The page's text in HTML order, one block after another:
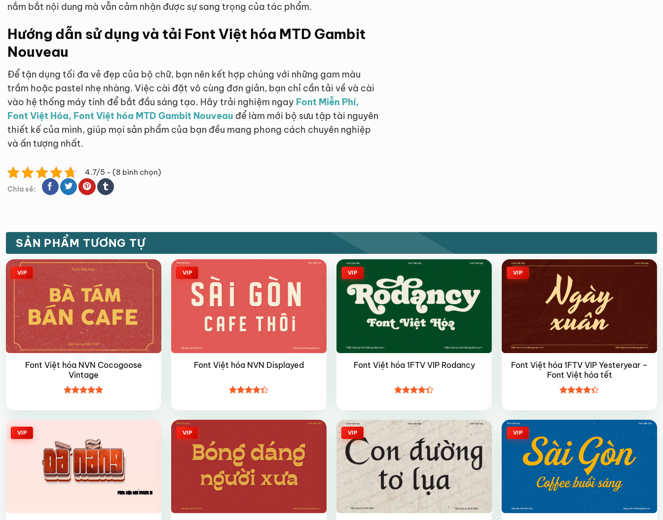
nắm bắt nội dung mà vẫn cảm nhận được sự sang trọng của tác phẩm.
Hướng dẫn sử dụng và tải Font Việt hóa MTD Gambit
Nouveau
Để tận dụng tối đa vẻ đẹp của bộ chữ, bạn nên kết hợp chúng với những gam màu
trầm hoặc pastel nhẹ nhàng. Việc cài đặt vô cùng đơn giản, bạn chỉ cần tải về và cài
vào hệ thống máy tính để bắt đầu sáng tạo. Hãy trải nghiệm ngay Font Miễn Phí,
Font Việt Hóa, Font Việt hóa MTD Gambit Nouveau để làm mới bộ sưu tập tài nguyên
thiết kế của mình, giúp mọi sản phẩm của bạn đều mang phong cách chuyên nghiệp
và ấn tượng nhất.
4.7/5 - (8 bình chọn)
Chia sẽ:
SẢN PHẨM TƯƠNG TỰ
VIP
Font Việt hóa NVN Cocogoose
Vintage
hạng4.85
VIP
Font Việt hóa NVN Displayed
hạng4.35
VIP
Font Việt hóa 1FTV VIP Rodancy
hạng4.35
VIP
Font Việt hóa 1FTV VIP Yesteryear –
Font Việt hóa tết
hạng4.35
VIP VIP VIP VIP